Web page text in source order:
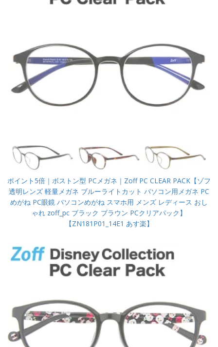
ポイント5倍｜ボストン型 PCメガネ｜Zoff PC CLEAR PACK【ゾフ
透明レンズ 軽量メガネ ブルーライトカット パソコン用メガネ PC
めがね PC眼鏡 パソコンめがね スマホ用 メンズ レディース おし
ゃれ zoff_pc ブラック ブラウン PCクリアパック】
【ZN181P01_14E1 あす楽】